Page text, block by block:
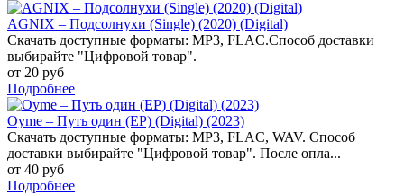
AGNIX – Подсолнухи (Single) (2020) (Digital)
Скачать доступные форматы: MP3, FLAC.Способ доставки
выбирайте "Цифровой товар".
от 20 руб
Подробнее
Oyme – Путь один (EP) (Digital) (2023)
Скачать доступные форматы: MP3, FLAC, WAV. Способ
доставки выбирайте "Цифровой товар". После опла...
от 40 руб
Подробнее